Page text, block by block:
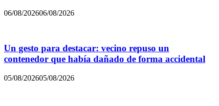
06/08/202606/08/2026
Un gesto para destacar: vecino repuso un
contenedor que había dañado de forma accidental
05/08/202605/08/2026